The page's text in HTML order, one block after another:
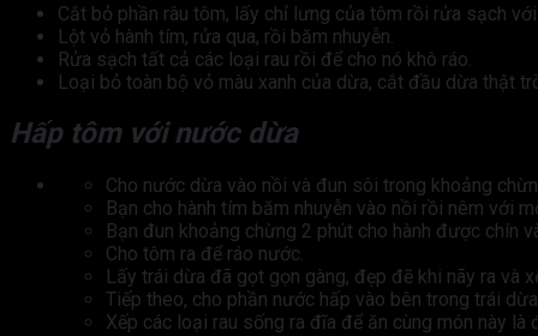
Cắt bỏ phần râu tôm, lấy chỉ lưng của tôm rồi rửa sạch với
Lột vỏ hành tím, rửa qua, rồi băm nhuyễn.
Rửa sạch tất cả các loại rau rồi để cho nó khô ráo.
Loại bỏ toàn bộ vỏ màu xanh của dừa, cắt đầu dừa thật
Hấp tôm với nước dừa
Cho nước dừa vào nồi và đun sôi trong khoảng
Bạn cho hành tím băm nhuyễn vào nồi rồi nêm với
Bạn đun khoảng chừng 2 phút cho hành được chín
Cho tôm ra để ráo nước.
Lấy trái dừa đã gọt gọn gàng, đẹp đẽ khi nãy ra và
Tiếp theo, cho phần nước hấp vào bên trong trái
Xếp các loại rau sống ra đĩa để ăn cùng món này là